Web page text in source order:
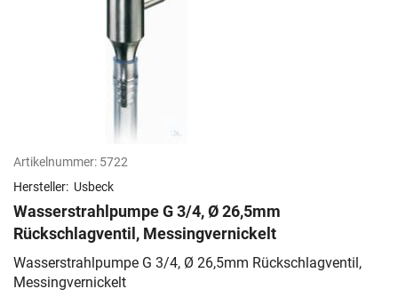
Artikelnummer: 5722
Hersteller: Usbeck
Wasserstrahlpumpe G 3/4, Ø 26,5mm
Rückschlagventil, Messingvernickelt
Wasserstrahlpumpe G 3/4, Ø 26,5mm Rückschlagventil,
Messingvernickelt